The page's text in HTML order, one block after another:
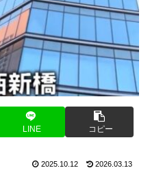
LINE コピー
2025.10.12 2026.03.13